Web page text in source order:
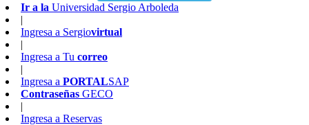
Ir a la Universidad Sergio Arboleda
|
Ingresa a Sergiovirtual
|
Ingresa a Tu correo
|
Ingresa a PORTALSAP
Contraseñas GECO
|
Ingresa a Reservas